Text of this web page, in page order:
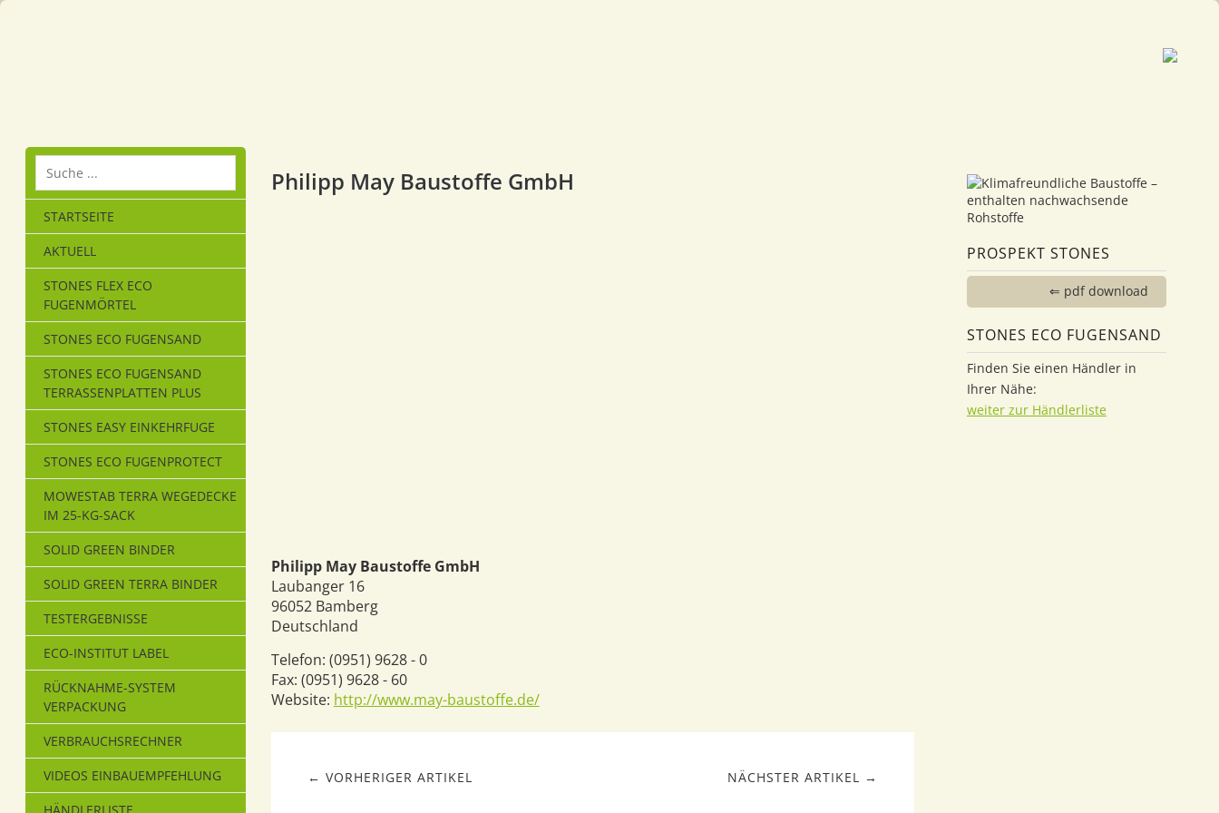
STARTSEITE
AKTUELL
STONES FLEX ECO
FUGENMÖRTEL
STONES ECO FUGENSAND
STONES ECO FUGENSAND
TERRASSENPLATTEN PLUS
STONES EASY EINKEHRFUGE
STONES ECO FUGENPROTECT
MOWESTAB TERRA WEGEDECKE
IM 25-KG-SACK
SOLID GREEN BINDER
SOLID GREEN TERRA BINDER
TESTERGEBNISSE
ECO-INSTITUT LABEL
RÜCKNAHME-SYSTEM
VERPACKUNG
VERBRAUCHSRECHNER
VIDEOS EINBAUEMPFEHLUNG
Philipp May Baustoffe GmbH
Philipp May Baustoffe GmbH
Laubanger 16
96052 Bamberg
Deutschland
Telefon: (0951) 9628 - 0
Fax: (0951) 9628 - 60
Website: http://www.may-baustoffe.de/
NÄCHSTER ARTIKEL →
← VORHERIGER ARTIKEL
PROSPEKT STONES
⇐ pdf download
STONES ECO FUGENSAND
Finden Sie einen Händler in
Ihrer Nähe:
weiter zur Händlerliste